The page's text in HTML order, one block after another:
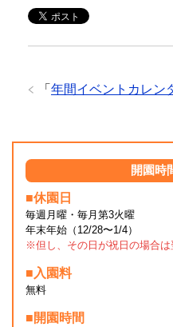
「 年間イベントカレン
開園時
■休園日
毎週月曜・毎月第3火曜
年末年始（12/28〜1/4）
※但し、その日が祝日の場合
■入園料
無料
■開園時間